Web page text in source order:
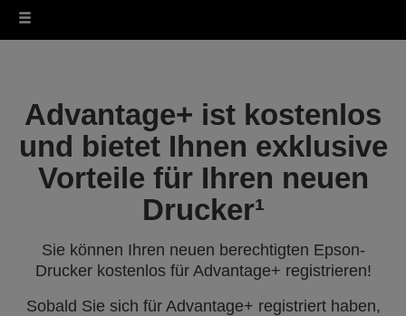
Advantage+ ist kostenlos
und bietet Ihnen exklusive
Vorteile für Ihren neuen
Drucker¹
Sie können Ihren neuen berechtigten Epson-
Drucker kostenlos für Advantage+ registrieren!
Sobald Sie sich für Advantage+ registriert haben,